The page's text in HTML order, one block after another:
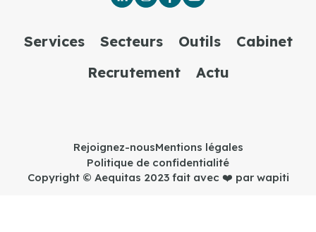
Services Secteurs Outils
Cabinet
Recrutement
Actu
Copyright © Aequitas 2023 fait avec ❤️ par wapiti
Rejoignez-nousMentions légales
Politique de confidentialité